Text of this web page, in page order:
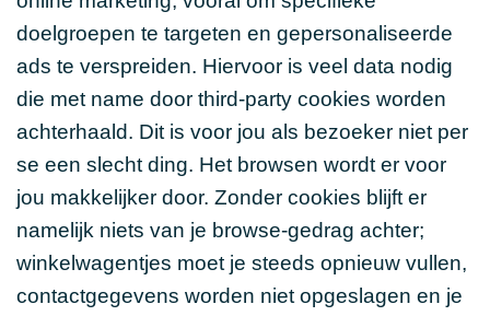
doelgroepen te targeten en gepersonaliseerde
ads te verspreiden. Hiervoor is veel data nodig
die met name door third-party cookies worden
achterhaald. Dit is voor jou als bezoeker niet per
se een slecht ding. Het browsen wordt er voor
jou makkelijker door. Zonder cookies blijft er
namelijk niets van je browse-gedrag achter;
winkelwagentjes moet je steeds opnieuw vullen,
contactgegevens worden niet opgeslagen en je